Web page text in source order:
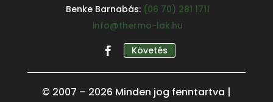
Benke Barnabás: (06 70) 281 1711
info@thermo-lak.hu
Követés
© 2007 – 2026 Minden jog fenntartva |
Kiválóra értékelt szolgáltató